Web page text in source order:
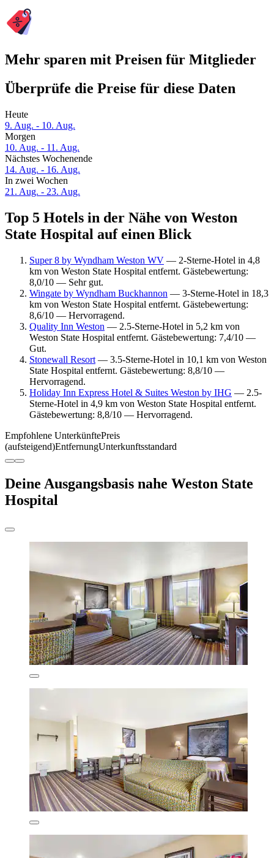
Mehr sparen mit Preisen für Mitglieder
Überprüfe die Preise für diese Daten
Heute
9. Aug. - 10. Aug.
Morgen
10. Aug. - 11. Aug.
Nächstes Wochenende
14. Aug. - 16. Aug.
In zwei Wochen
21. Aug. - 23. Aug.
Top 5 Hotels in der Nähe von Weston
State Hospital auf einen Blick
Super 8 by Wyndham Weston WV — 2-Sterne-Hotel in 4,8
km von Weston State Hospital entfernt. Gästebewertung:
8,0/10 — Sehr gut.
Wingate by Wyndham Buckhannon — 3-Sterne-Hotel in 18,3
km von Weston State Hospital entfernt. Gästebewertung:
8,6/10 — Hervorragend.
Quality Inn Weston — 2.5-Sterne-Hotel in 5,2 km von
Weston State Hospital entfernt. Gästebewertung: 7,4/10 —
Gut.
Stonewall Resort — 3.5-Sterne-Hotel in 10,1 km von Weston
State Hospital entfernt. Gästebewertung: 8,8/10 —
Hervorragend.
Holiday Inn Express Hotel & Suites Weston by IHG — 2.5-
Sterne-Hotel in 4,9 km von Weston State Hospital entfernt.
Gästebewertung: 8,8/10 — Hervorragend.
Empfohlene UnterkünftePreis
(aufsteigend)EntfernungUnterkunftsstandard
Deine Ausgangsbasis nahe Weston State
Hospital